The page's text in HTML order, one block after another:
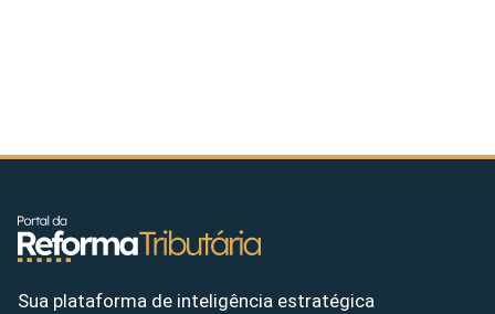
Sua plataforma de inteligência estratégica